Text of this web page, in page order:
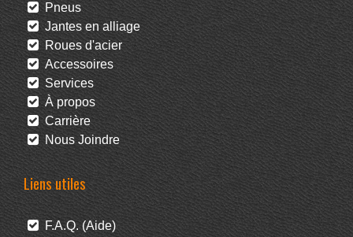
Pneus
Jantes en alliage
Roues d'acier
Accessoires
Services
À propos
Carrière
Nous Joindre
Liens utiles
F.A.Q. (Aide)